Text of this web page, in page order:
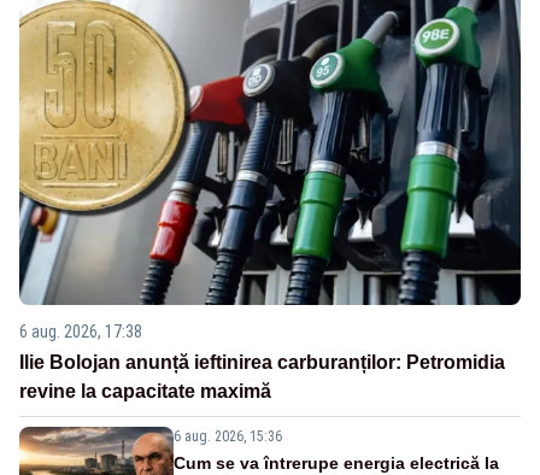
6 aug. 2026, 17:38
Ilie Bolojan anunță ieftinirea carburanților: Petromidia
revine la capacitate maximă
6 aug. 2026, 15:36
Cum se va întrerupe energia electrică la